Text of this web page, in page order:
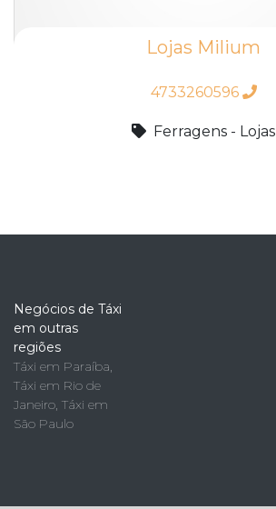
Lojas Milium
4733260596
Ferragens - Lojas
Negócios de Táxi
em outras
regiões
Táxi em Paraíba,
Táxi em Rio de
Janeiro, Táxi em
São Paulo